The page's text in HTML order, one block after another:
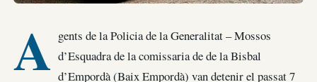
A gents de la Policia de la Generalitat – Mossos
d’Esquadra de la comissaria de de la Bisbal
d’Empordà (Baix Empordà) van detenir el passat 7